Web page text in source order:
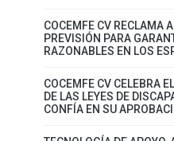
COCEMFE CV RECLAMA
PREVISIÓN PARA
RAZONABLES EN LOS
COCEMFE CV CELEBRA
DE LAS LEYES DE
CONFÍA EN SU